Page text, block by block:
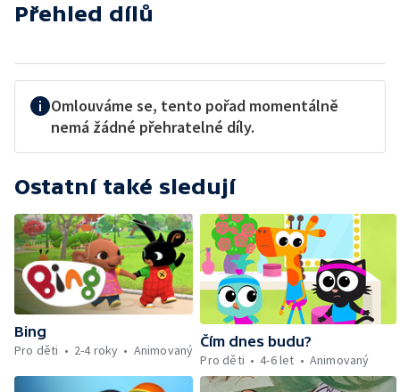
Přehled dílů
Omlouváme se, tento pořad momentálně
nemá žádné přehratelné díly.
Ostatní také sledují
Bing
Pro děti
2-4 roky Animovaný
Čím dnes budu?
Pro děti
4-6 let Animovaný